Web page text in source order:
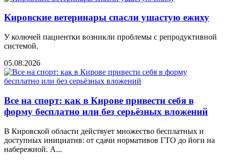
Кировские ветеринары спасли ушастую ежиху
У колючей пациентки возникли проблемы с репродуктивной
системой.
05.08.2026
Все на спорт: как в Кирове привести себя в
форму бесплатно или без серьёзных вложений
В Кировской области действует множество бесплатных и
доступных инициатив: от сдачи нормативов ГТО до йоги на
набережной. А...